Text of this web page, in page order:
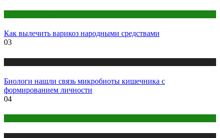
Как вылечить варикоз народными средствами
03
Биологи нашли связь микробиоты кишечника с
формированием личности
04